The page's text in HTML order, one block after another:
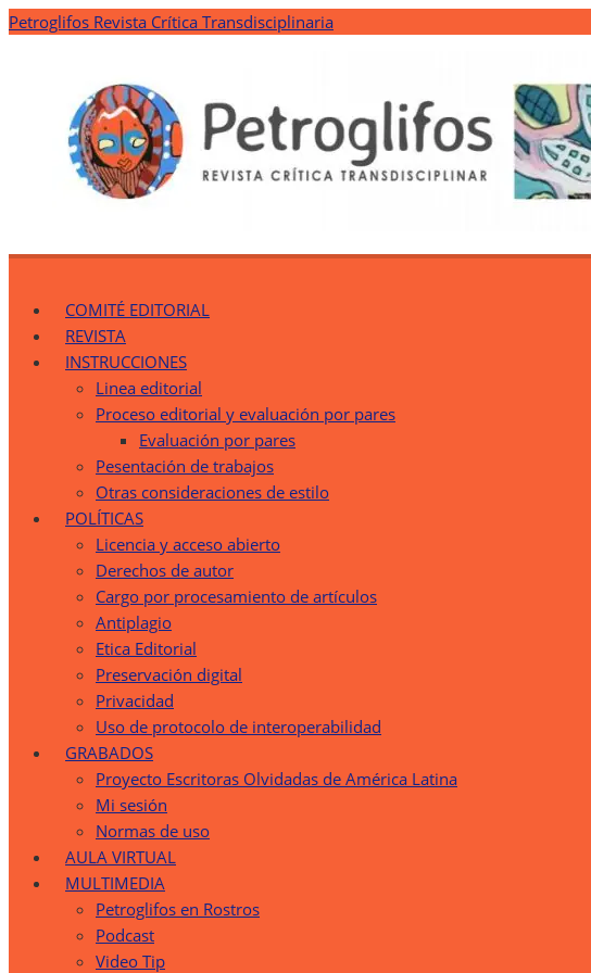
Saltar
Petroglifos Revista Crítica Transdisciplinaria
Petroglifos Revista Crítica Transdisciplinaria
Una Ventana Crítica desde la Transdisciplinariedad
COMITÉ EDITORIAL
REVISTA
INSTRUCCIONES
Linea editorial
Proceso editorial y evaluación por pares
Evaluación por pares
Pesentación de trabajos
Otras consideraciones de estilo
POLÍTICAS
Licencia y acceso abierto
Derechos de autor
Cargo por procesamiento de artículos
Antiplagio
Etica Editorial
Preservación digital
Privacidad
Uso de protocolo de interoperabilidad
GRABADOS
Proyecto Escritoras Olvidadas de América Latina
Mi sesión
Normas de uso
AULA VIRTUAL
MULTIMEDIA
Petroglifos en Rostros
Podcast
Video Tip